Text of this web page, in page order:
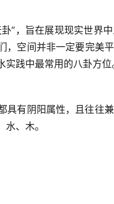
”，旨在展现现实世界
，空间并非一定要完
践中最常用的八卦方位
具有阴阳属性，且往往
、木。